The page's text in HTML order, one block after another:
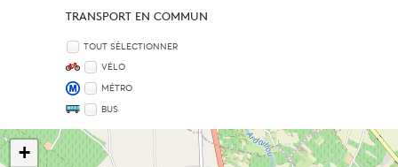
TRANSPORT EN COMMUN
TOUT SÉLECTIONNER
VÉLO
MÉTRO
BUS
+